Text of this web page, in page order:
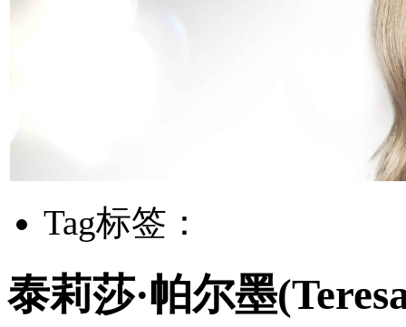
Tag标签：
泰莉莎·帕尔墨